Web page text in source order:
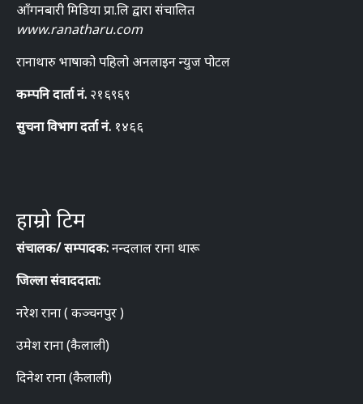
आँगनबारी मिडिया प्रा.लि द्वारा संचालित
www.ranatharu.com
रानाथारु भाषाको पहिलो अनलाइन न्युज पोटल
कम्पनि दार्ता नं. २१६९६९
सुचना विभाग दर्ता नं. १४६६
हाम्रो टिम
संचालक/ सम्पादक:नन्दलाल राना थारू
जिल्ला संवाददाता:
नरेश राना ( कञ्चनपुर )
उमेश राना (कैलाली)
दिनेश राना (कैलाली)